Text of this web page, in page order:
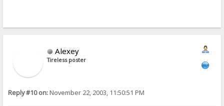
Alexey
Tireless poster
Reply #10 on:November 22, 2003, 11:50:51 PM